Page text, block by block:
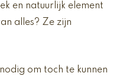
en natuurlijk element
alles? Ze zijn
om toch te kunnen